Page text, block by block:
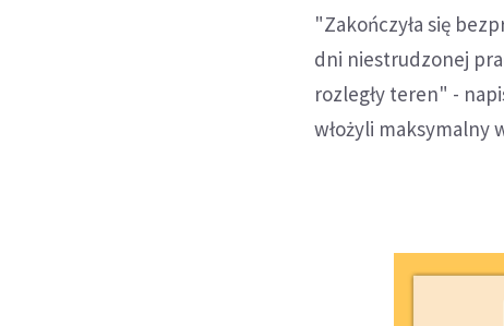
"Zakończyła się
dni niestrudzonej
rozległy teren" -
włożyli maksymalny